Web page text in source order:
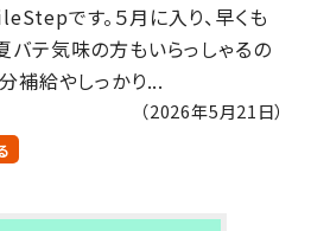
です。５月に入り、早くも
バテ気味の方もいらっしゃるの
補給やしっかり...
（2026年5月21日）